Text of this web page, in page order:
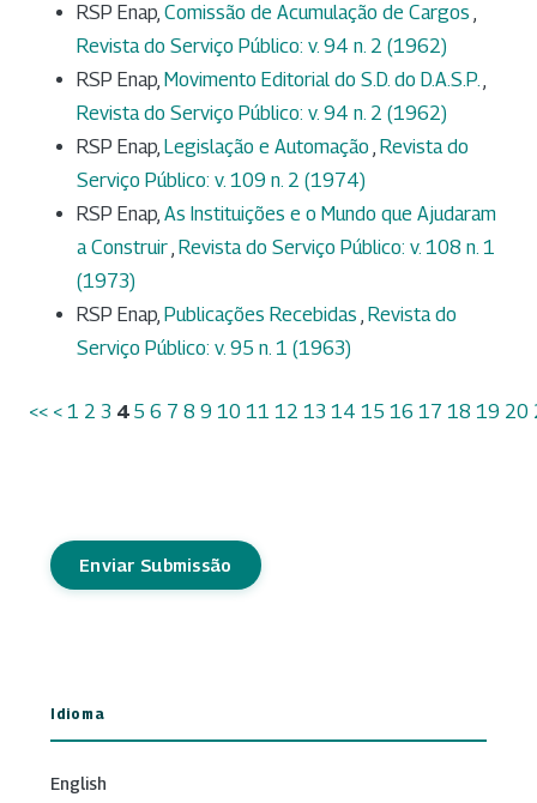
RSP Enap, Comissão de Acumulação de Cargos
Revista do Serviço Público: v. 94 n. 2 (1962)
RSP Enap, Movimento Editorial do S.D. do D.A.S.P.
Revista do Serviço Público: v. 94 n. 2 (1962)
RSP Enap, Legislação e Automação Revista do
Serviço Público: v. 109 n. 2 (1974)
RSP Enap, As Instituições e o Mundo que Ajudaram
a Construir Revista do Serviço Público: v. 108 n. 1
(1973)
RSP Enap, Publicações Recebidas Revista do
Serviço Público: v. 95 n. 1 (1963)
<< < 1 2 3 4 5 6 7 8 9 10 11 12 13 14 15 16 17 18 19 20
Enviar Submissão
Idioma
English